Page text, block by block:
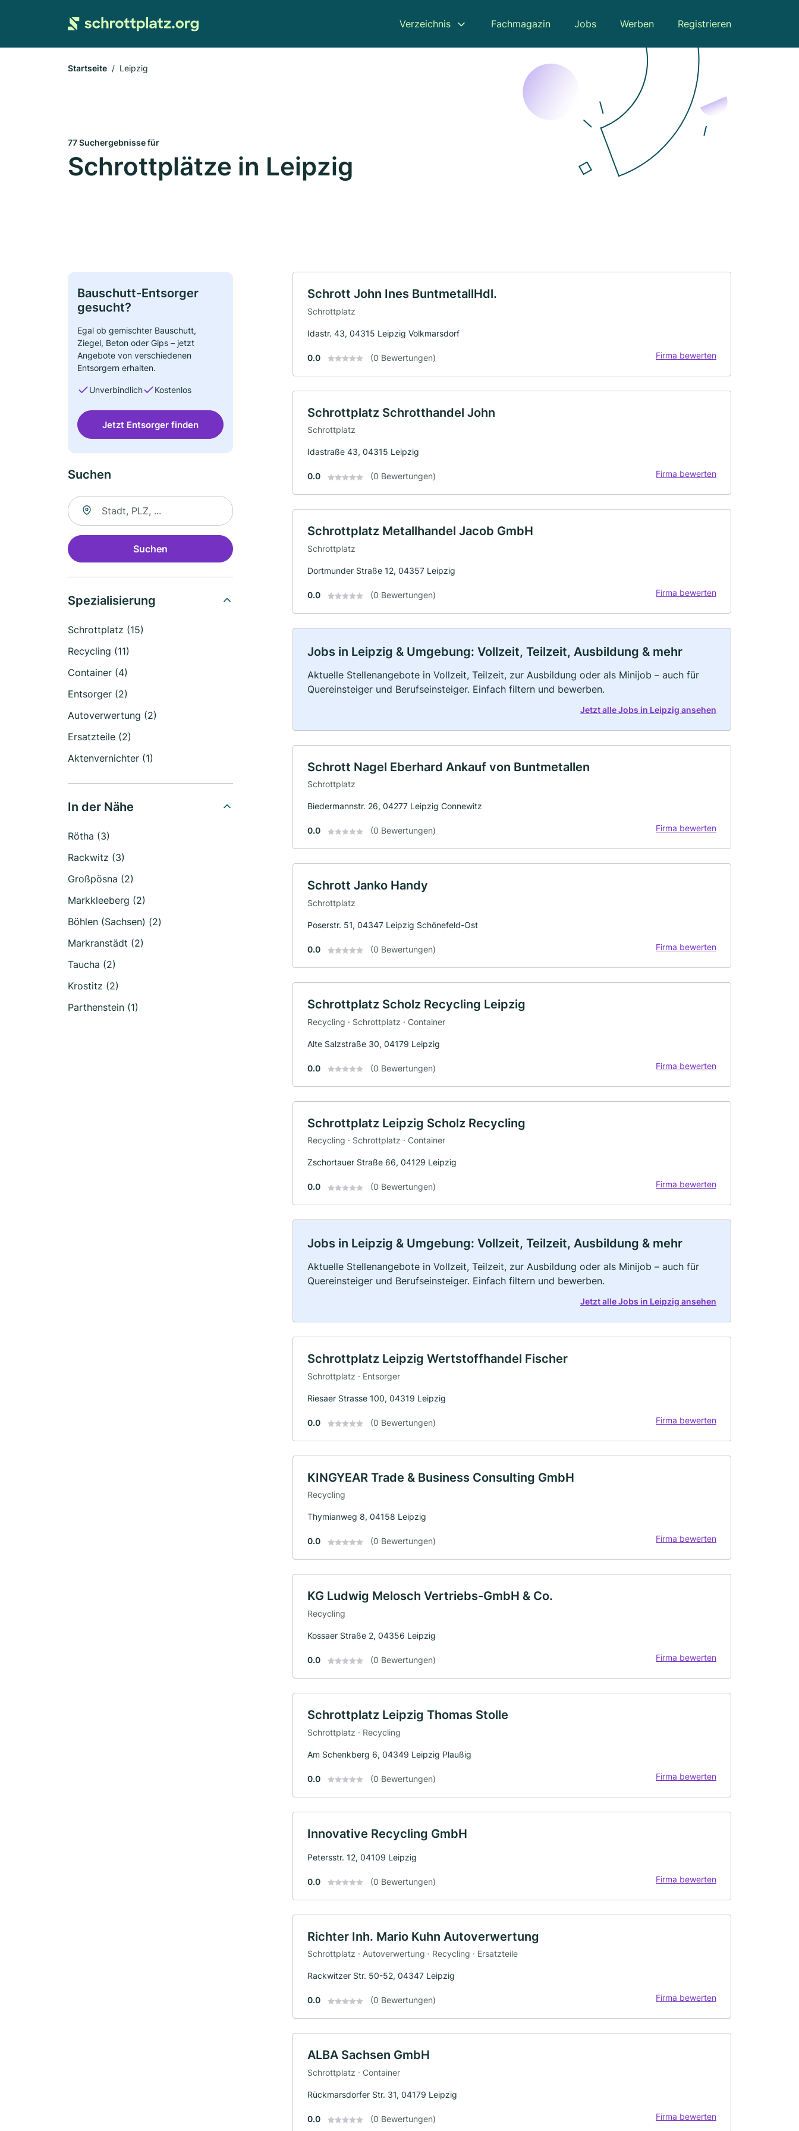
Verzeichnis Fachmagazin Jobs Werben Registrieren
Startseite Leipzig
77 Suchergebnisse für
Schrottplätze in Leipzig
Bauschutt-Entsorger
gesucht?
Egal ob gemischter Bauschutt,
Ziegel, Beton oder Gips – jetzt
Angebote von verschiedenen
Entsorgern erhalten.
Unverbindlich Kostenlos
Jetzt Entsorger finden
Suchen
Suche nach Ort
Suchen
Spezialisierung
Schrottplatz (15)
Recycling (11)
Container (4)
Entsorger (2)
Autoverwertung (2)
Ersatzteile (2)
Aktenvernichter (1)
In der Nähe
Rötha (3)
Rackwitz (3)
Großpösna (2)
Markkleeberg (2)
Böhlen (Sachsen) (2)
Markranstädt (2)
Taucha (2)
Krostitz (2)
Parthenstein (1)
Schrott John Ines BuntmetallHdl.
Schrottplatz
Idastr. 43, 04315 Leipzig Volkmarsdorf
0.0 (0 Bewertungen) Firma bewerten
Schrottplatz Schrotthandel John
Schrottplatz
Idastraße 43, 04315 Leipzig
0.0 (0 Bewertungen) Firma bewerten
Schrottplatz Metallhandel Jacob GmbH
Schrottplatz
Dortmunder Straße 12, 04357 Leipzig
0.0 (0 Bewertungen) Firma bewerten
Jobs in Leipzig & Umgebung: Vollzeit, Teilzeit, Ausbildung & mehr
Aktuelle Stellenangebote in Vollzeit, Teilzeit, zur Ausbildung oder als Minijob – auch für
Quereinsteiger und Berufseinsteiger. Einfach filtern und bewerben.
Jetzt alle Jobs in Leipzig ansehen
Schrott Nagel Eberhard Ankauf von Buntmetallen
Schrottplatz
Biedermannstr. 26, 04277 Leipzig Connewitz
0.0 (0 Bewertungen) Firma bewerten
Schrott Janko Handy
Schrottplatz
Poserstr. 51, 04347 Leipzig Schönefeld-Ost
0.0 (0 Bewertungen) Firma bewerten
Schrottplatz Scholz Recycling Leipzig
Recycling · Schrottplatz · Container
Alte Salzstraße 30, 04179 Leipzig
0.0 (0 Bewertungen) Firma bewerten
Schrottplatz Leipzig Scholz Recycling
Recycling · Schrottplatz · Container
Zschortauer Straße 66, 04129 Leipzig
0.0 (0 Bewertungen) Firma bewerten
Jobs in Leipzig & Umgebung: Vollzeit, Teilzeit, Ausbildung & mehr
Aktuelle Stellenangebote in Vollzeit, Teilzeit, zur Ausbildung oder als Minijob – auch für
Quereinsteiger und Berufseinsteiger. Einfach filtern und bewerben.
Jetzt alle Jobs in Leipzig ansehen
Schrottplatz Leipzig Wertstoffhandel Fischer
Schrottplatz · Entsorger
Riesaer Strasse 100, 04319 Leipzig
0.0 (0 Bewertungen) Firma bewerten
KINGYEAR Trade & Business Consulting GmbH
Recycling
Thymianweg 8, 04158 Leipzig
0.0 (0 Bewertungen) Firma bewerten
KG Ludwig Melosch Vertriebs-GmbH & Co.
Recycling
Kossaer Straße 2, 04356 Leipzig
0.0 (0 Bewertungen) Firma bewerten
Schrottplatz Leipzig Thomas Stolle
Schrottplatz · Recycling
Am Schenkberg 6, 04349 Leipzig Plaußig
0.0 (0 Bewertungen) Firma bewerten
Innovative Recycling GmbH
Petersstr. 12, 04109 Leipzig
0.0 (0 Bewertungen) Firma bewerten
Richter Inh. Mario Kuhn Autoverwertung
Schrottplatz · Autoverwertung · Recycling · Ersatzteile
Rackwitzer Str. 50-52, 04347 Leipzig
0.0 (0 Bewertungen) Firma bewerten
ALBA Sachsen GmbH
Schrottplatz · Container
Rückmarsdorfer Str. 31, 04179 Leipzig
0.0 (0 Bewertungen) Firma bewerten